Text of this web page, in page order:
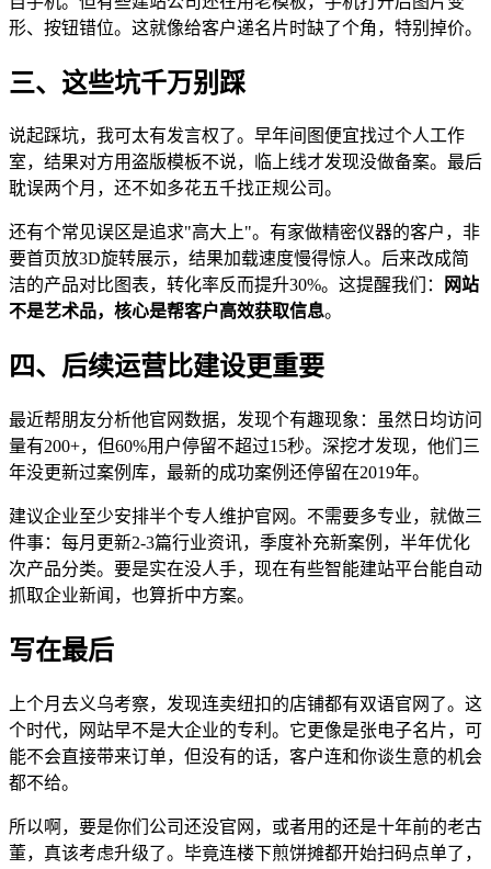
形、按钮错位。这就像给客户递名片时缺了个角，特别掉价。
三、这些坑千万别踩
说起踩坑，我可太有发言权了。早年间图便宜找过个人工作
室，结果对方用盗版模板不说，临上线才发现没做备案。最后
耽误两个月，还不如多花五千找正规公司。
还有个常见误区是追求"高大上"。有家做精密仪器的客户，非
要首页放3D旋转展示，结果加载速度慢得惊人。后来改成简
洁的产品对比图表，转化率反而提升30%。这提醒我们：
网站
不是艺术品，核心是帮客户高效获取信息。
四、后续运营比建设更重要
最近帮朋友分析他官网数据，发现个有趣现象：虽然日均访问
量有200+，但60%用户停留不超过15秒。深挖才发现，他们三
年没更新过案例库，最新的成功案例还停留在2019年。
建议企业至少安排半个专人维护官网。不需要多专业，就做三
件事：每月更新2-3篇行业资讯，季度补充新案例，半年优化
次产品分类。要是实在没人手，现在有些智能建站平台能自动
抓取企业新闻，也算折中方案。
写在最后
上个月去义乌考察，发现连卖纽扣的店铺都有双语官网了。这
个时代，网站早不是大企业的专利。它更像是张电子名片，可
能不会直接带来订单，但没有的话，客户连和你谈生意的机会
都不给。
所以啊，要是你们公司还没官网，或者用的还是十年前的老古
董，真该考虑升级了。毕竟连楼下煎饼摊都开始扫码点单了，